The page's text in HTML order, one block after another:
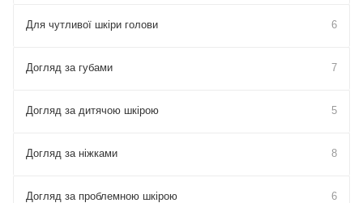
Для чутливої шкіри голови 6
Догляд за губами 7
Догляд за дитячою шкірою 5
Догляд за ніжками 8
Догляд за проблемною шкірою 6